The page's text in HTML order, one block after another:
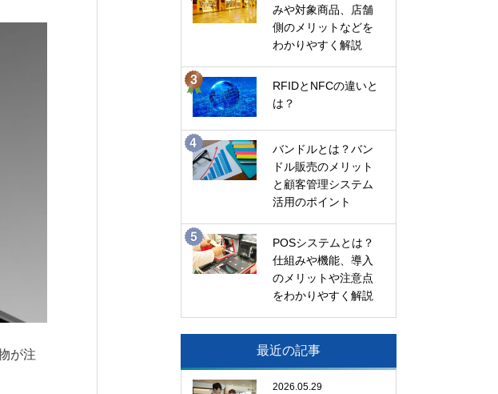
が注
みや対象商品、店舗
側のメリットなどを
わかりやすく解説
RFIDとNFCの違いと
は？
バンドルとは？バン
ドル販売のメリット
と顧客管理システム
活用のポイント
POSシステムとは？
仕組みや機能、導入
のメリットや注意点
をわかりやすく解説
最近の記事
2026.05.29